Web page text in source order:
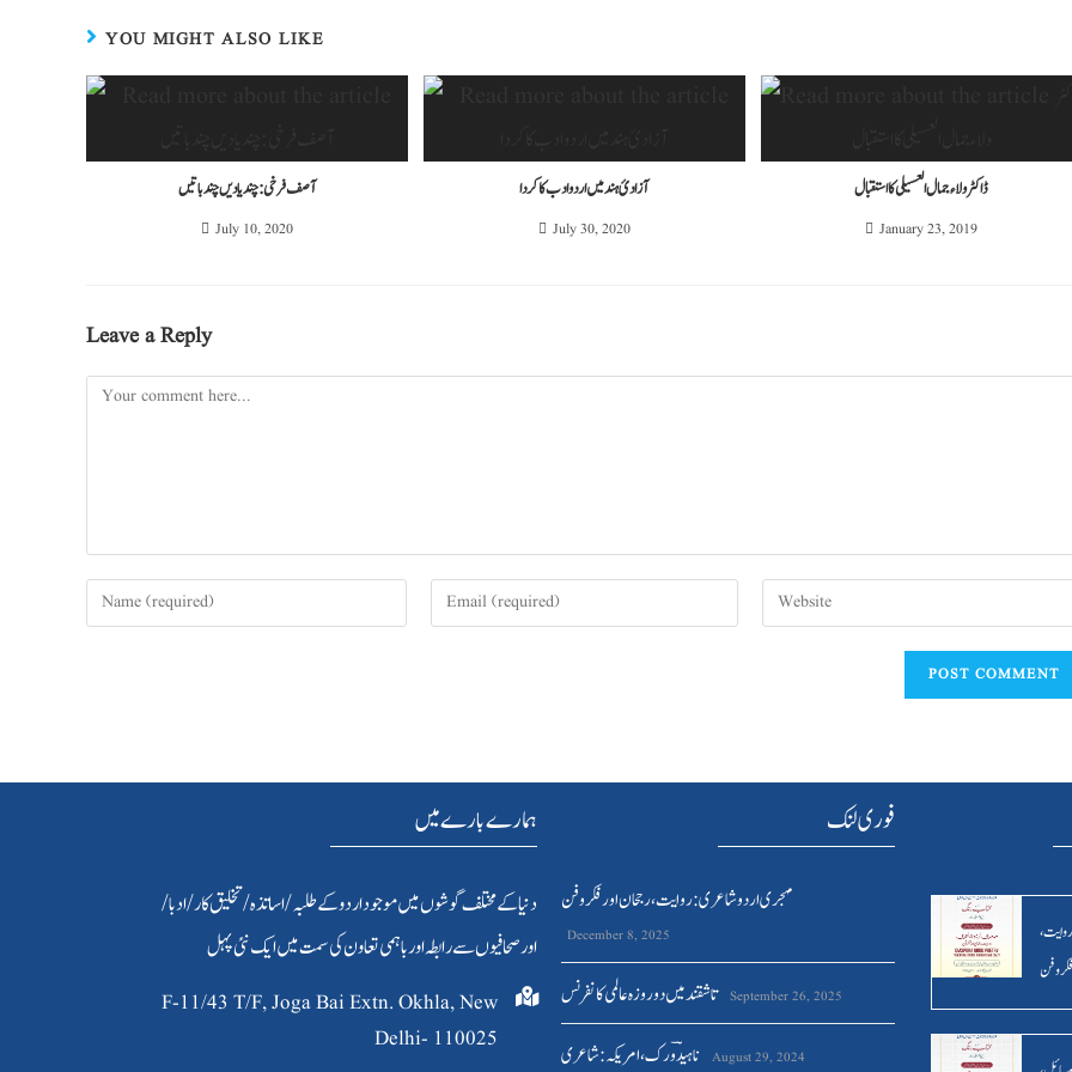
YOU MIGHT ALSO LIKE
آصف فرخی: چند یادیں چند باتیں
July 10, 2020
آزادیٔ ہند میں اردو ادب کا کردا
July 30, 2020
ڈاکٹر ولاءجمال العسیلی کا استقبال
January 23, 2019
Leave a Reply
ہمارے بارے میں
دنیا کےمختلف گوشوں میں موجود اردو کے طلبہ / اساتذہ /تخلیق کار/ادبا/
اور صحافیوں سے رابطہ اور باہمی تعاون کی سمت میں ایک نئی پہل
F-11/43 T/F, Joga Bai Extn. Okhla, New
Delhi- 110025
فوری لنک
مہجری اردو شاعری : روایت ، رجحان اور فکر وفن
December 8, 2025
تاشقند میں دو روزہ عالمی کانفرنس September 26, 2025
ناہیدؔ ورک،امریکہ: شاعری August 29, 2024
،
وفن